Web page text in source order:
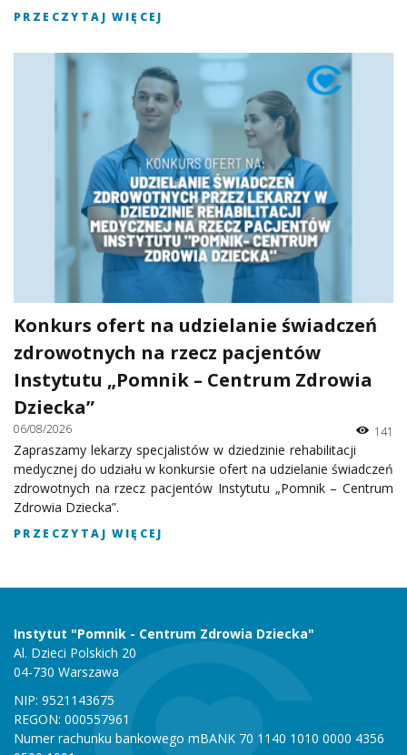
PRZECZYTAJ WIĘCEJ
Konkurs ofert na udzielanie świadczeń
zdrowotnych na rzecz pacjentów
Instytutu „Pomnik – Centrum Zdrowia
Dziecka”
06/08/2026 141
Zapraszamy lekarzy specjalistów w dziedzinie rehabilitacji
medycznej do udziału w konkursie ofert na udzielanie świadczeń
zdrowotnych na rzecz pacjentów Instytutu „Pomnik – Centrum
Zdrowia Dziecka”.
PRZECZYTAJ WIĘCEJ
Instytut "Pomnik - Centrum Zdrowia Dziecka"
Al. Dzieci Polskich 20
04-730 Warszawa
NIP: 9521143675
REGON: 000557961
Numer rachunku bankowego mBANK 70 1140 1010 0000 4356